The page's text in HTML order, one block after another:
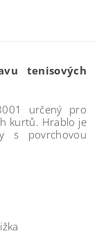
tenisových
určený pro
kurtů. Hrablo je
s povrchovou